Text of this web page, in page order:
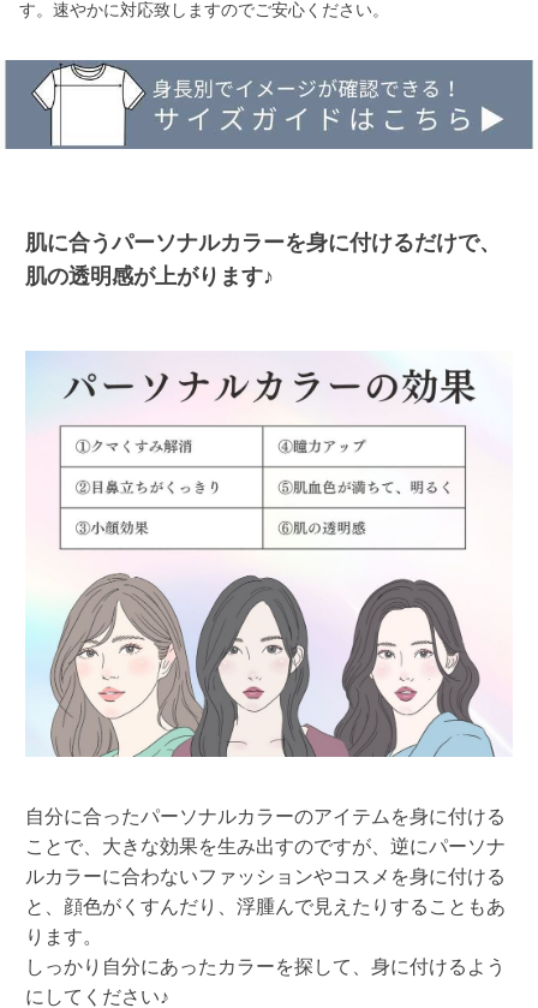
す。速やかに対応致しますのでご安心ください。
肌に合うパーソナルカラーを身に付けるだけで、
肌の透明感が上がります♪
自分に合ったパーソナルカラーのアイテムを身に付ける
ことで、大きな効果を生み出すのですが、逆にパーソナ
ルカラーに合わないファッションやコスメを身に付ける
と、顔色がくすんだり、浮腫んで見えたりすることもあ
ります。
しっかり自分にあったカラーを探して、身に付けるよう
にしてください♪